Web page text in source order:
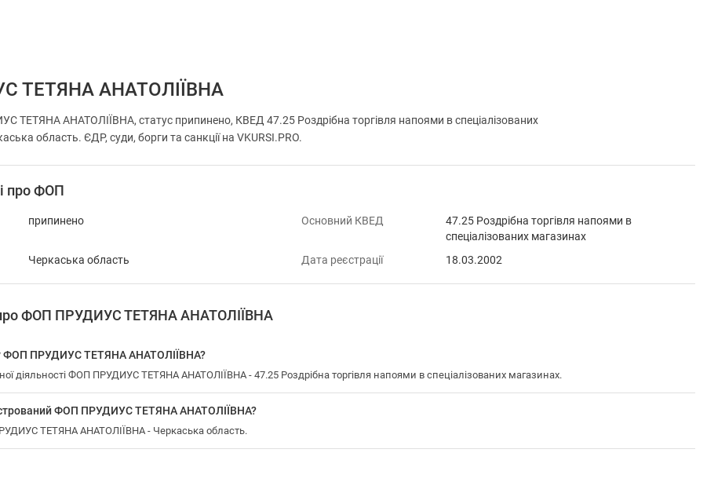
ТЕТЯНА АНАТОЛІЇВНА
ТЕТЯНА АНАТОЛІЇВНА, статус припинено, КВЕД 47.25 Роздрібна торгівля напоями в спеціалізованих
область. ЄДР, суди, борги та санкції на VKURSI.PRO.
про ФОП
припинено Основний КВЕД
47.25 Роздрібна торгівля напоями в
спеціалізованих магазинах
Черкаська область Дата реєстрації 18.03.2002
про ФОП ПРУДИУС ТЕТЯНА АНАТОЛІЇВНА
ФОП ПРУДИУС ТЕТЯНА АНАТОЛІЇВНА?
діяльності ФОП ПРУДИУС ТЕТЯНА АНАТОЛІЇВНА - 47.25 Роздрібна торгівля напоями в спеціалізованих магазинах.
ФОП ПРУДИУС ТЕТЯНА АНАТОЛІЇВНА?
ТЕТЯНА АНАТОЛІЇВНА - Черкаська область.